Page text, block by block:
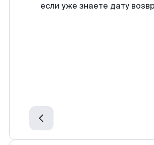
если уже знаете дату